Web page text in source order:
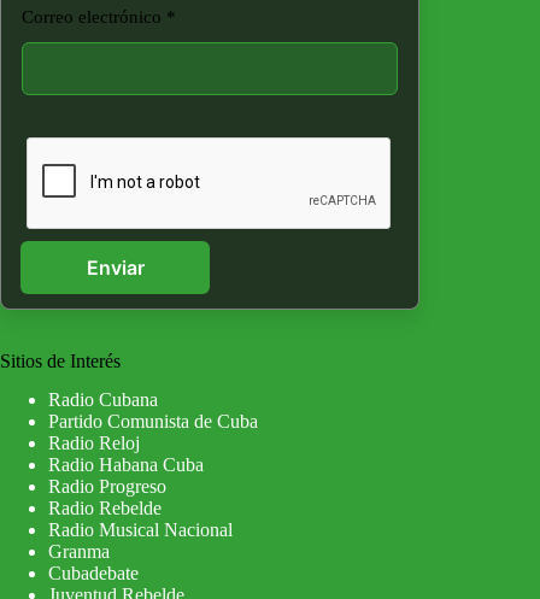
Correo electrónico *
Enviar
Sitios de Interés
Radio Cubana
Partido Comunista de Cuba
Radio Reloj
Radio Habana Cuba
Radio Progreso
Radio Rebelde
Radio Musical Nacional
Granma
Cubadebate